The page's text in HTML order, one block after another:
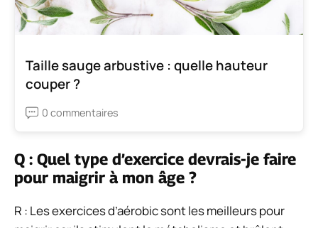
Taille sauge arbustive : quelle hauteur
couper ?
0 commentaires
Q : Quel type d’exercice devrais-je faire
pour maigrir à mon âge ?
R : Les exercices d’aérobic sont les meilleurs pour